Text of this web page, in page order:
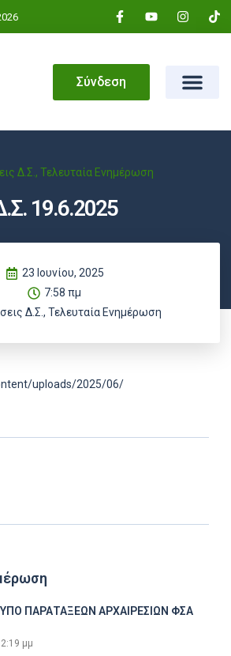
Σύνδεση
Δ.Σ. , Τελευταία Ενημέρωση
19.6.2025
23 Ιουνίου, 2025
7:58 πμ
Δ.Σ. , Τελευταία Ενημέρωση
uploads/2025/06/
ΠΑΡΑΤΑΞΕΩΝ ΑΡΧΑΙΡΕΣΙΩΝ ΦΣΑ
μμ